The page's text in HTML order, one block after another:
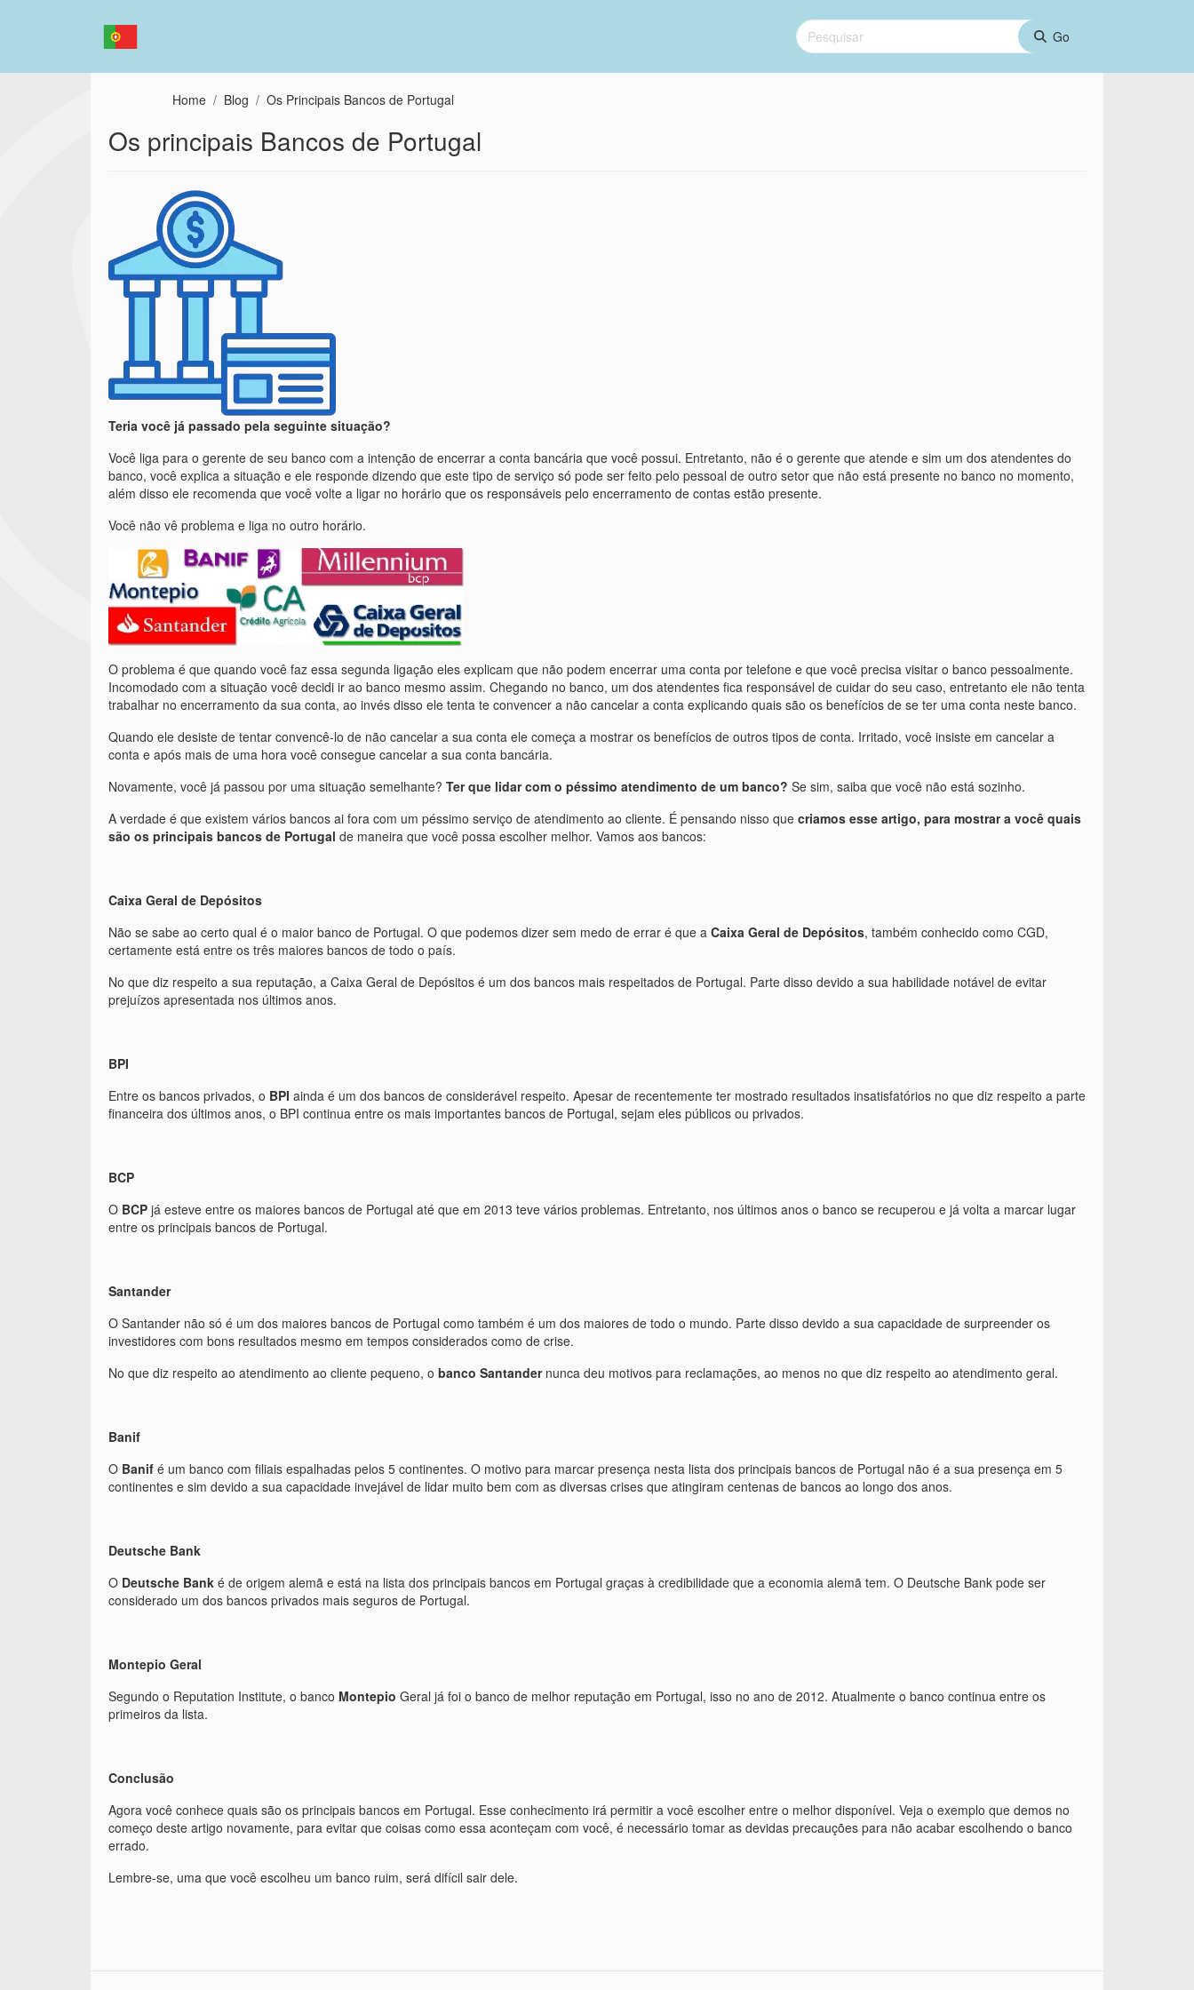
Home Blog Os Principais Bancos de Portugal
Os principais Bancos de Portugal
Teria você já passado pela seguinte situação?
Você liga para o gerente de seu banco com a intenção de encerrar a conta bancária que você possui. Entretanto, não é o gerente que atende e sim um dos atendentes do
banco, você explica a situação e ele responde dizendo que este tipo de serviço só pode ser feito pelo pessoal de outro setor que não está presente no banco no momento,
além disso ele recomenda que você volte a ligar no horário que os responsáveis pelo encerramento de contas estão presente.
Você não vê problema e liga no outro horário.
O problema é que quando você faz essa segunda ligação eles explicam que não podem encerrar uma conta por telefone e que você precisa visitar o banco pessoalmente.
Incomodado com a situação você decidi ir ao banco mesmo assim. Chegando no banco, um dos atendentes fica responsável de cuidar do seu caso, entretanto ele não tenta
trabalhar no encerramento da sua conta, ao invés disso ele tenta te convencer a não cancelar a conta explicando quais são os benefícios de se ter uma conta neste banco.
Quando ele desiste de tentar convencê-lo de não cancelar a sua conta ele começa a mostrar os benefícios de outros tipos de conta. Irritado, você insiste em cancelar a
conta e após mais de uma hora você consegue cancelar a sua conta bancária.
Novamente, você já passou por uma situação semelhante? Ter que lidar com o péssimo atendimento de um banco? Se sim, saiba que você não está sozinho.
A verdade é que existem vários bancos ai fora com um péssimo serviço de atendimento ao cliente. É pensando nisso que criamos esse artigo, para mostrar a você quais
são os principais bancos de Portugal de maneira que você possa escolher melhor. Vamos aos bancos:
Caixa Geral de Depósitos
Não se sabe ao certo qual é o maior banco de Portugal. O que podemos dizer sem medo de errar é que a Caixa Geral de Depósitos, também conhecido como CGD,
certamente está entre os três maiores bancos de todo o país.
No que diz respeito a sua reputação, a Caixa Geral de Depósitos é um dos bancos mais respeitados de Portugal. Parte disso devido a sua habilidade notável de evitar
prejuízos apresentada nos últimos anos.
BPI
Entre os bancos privados, o BPI ainda é um dos bancos de considerável respeito. Apesar de recentemente ter mostrado resultados insatisfatórios no que diz respeito a parte
financeira dos últimos anos, o BPI continua entre os mais importantes bancos de Portugal, sejam eles públicos ou privados.
BCP
O BCP já esteve entre os maiores bancos de Portugal até que em 2013 teve vários problemas. Entretanto, nos últimos anos o banco se recuperou e já volta a marcar lugar
entre os principais bancos de Portugal.
Santander
O Santander não só é um dos maiores bancos de Portugal como também é um dos maiores de todo o mundo. Parte disso devido a sua capacidade de surpreender os
investidores com bons resultados mesmo em tempos considerados como de crise.
No que diz respeito ao atendimento ao cliente pequeno, o banco Santandernunca deu motivos para reclamações, ao menos no que diz respeito ao atendimento geral.
Banif
O Banif é um banco com filiais espalhadas pelos 5 continentes. O motivo para marcar presença nesta lista dos principais bancos de Portugal não é a sua presença em 5
continentes e sim devido a sua capacidade invejável de lidar muito bem com as diversas crises que atingiram centenas de bancos ao longo dos anos.
Deutsche Bank
O Deutsche Bank é de origem alemã e está na lista dos principais bancos em Portugal graças à credibilidade que a economia alemã tem. O Deutsche Bank pode ser
considerado um dos bancos privados mais seguros de Portugal.
Montepio Geral
Segundo o Reputation Institute, o banco Montepio Geral já foi o banco de melhor reputação em Portugal, isso no ano de 2012. Atualmente o banco continua entre os
primeiros da lista.
Conclusão
Agora você conhece quais são os principais bancos em Portugal. Esse conhecimento irá permitir a você escolher entre o melhor disponível. Veja o exemplo que demos no
começo deste artigo novamente, para evitar que coisas como essa aconteçam com você, é necessário tomar as devidas precauções para não acabar escolhendo o banco
errado.
Lembre-se, uma que você escolheu um banco ruim, será difícil sair dele.